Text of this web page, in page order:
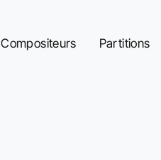
Compositeurs Partitions